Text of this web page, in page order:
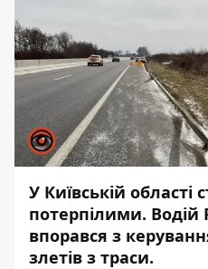
У Київській області
потерпілими. Водій
впорався з
злетів з траси.